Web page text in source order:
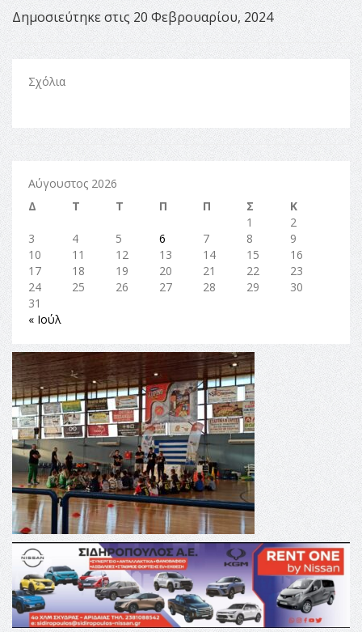
Δημοσιεύτηκε στις 20 Φεβρουαρίου, 2024
Σχόλια
Αύγουστος 2026
Δ
Τ Τ Π Π Σ
Κ
1
2
3
4 5 6 7 8
9
10
11 12 13 14 15
16
17
18 19 20 21 22
23
24
25 26 27 28 29
30
31
« Ιούλ